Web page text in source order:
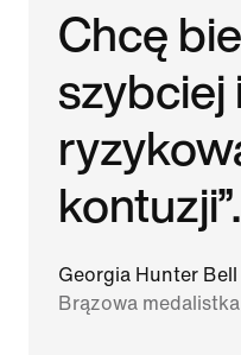
Chcę
szybciej
kontuzji”.
Georgia Hunter Bell
Brązowa